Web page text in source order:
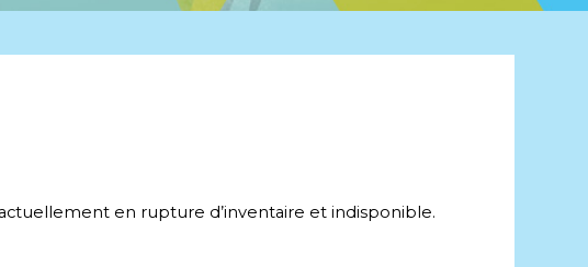
en rupture d’inventaire et indisponible.